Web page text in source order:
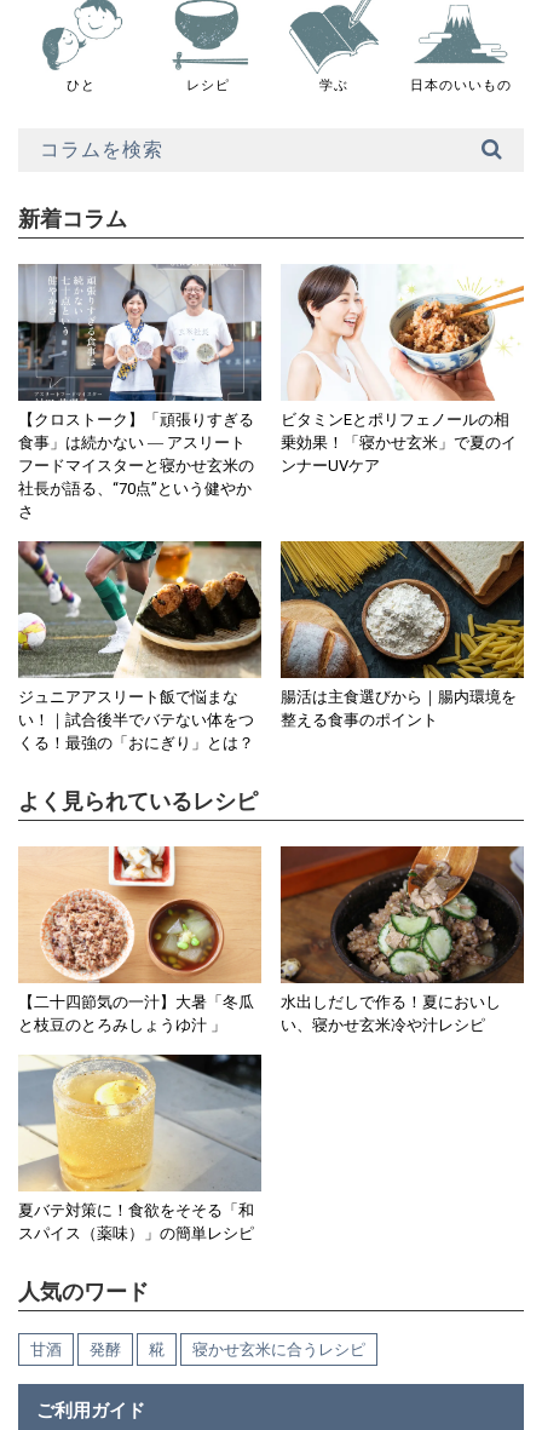
ひと レシピ 学ぶ 日本のいいもの
新着コラム
【クロストーク】「頑張りすぎる
食事」は続かない ― アスリート
フードマイスターと寝かせ玄米の
社長が語る、“70点”という健やか
さ
ビタミンEとポリフェノールの相
乗効果！「寝かせ玄米」で夏のイ
ンナーUVケア
ジュニアアスリート飯で悩まな
い！｜試合後半でバテない体をつ
くる！最強の「おにぎり」とは？
腸活は主食選びから｜腸内環境を
整える食事のポイント
よく見られているレシピ
【二十四節気の一汁】大暑「冬瓜
と枝豆のとろみしょうゆ汁 」
水出しだしで作る！夏においし
い、寝かせ玄米冷や汁レシピ
夏バテ対策に！食欲をそそる「和
スパイス（薬味）」の簡単レシピ
人気のワード
甘酒 発酵 糀 寝かせ玄米に合うレシピ
ご利用ガイド